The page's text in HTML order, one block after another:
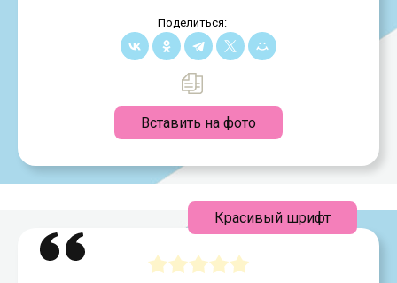
Поделиться:
Вставить на фото
Красивый шрифт